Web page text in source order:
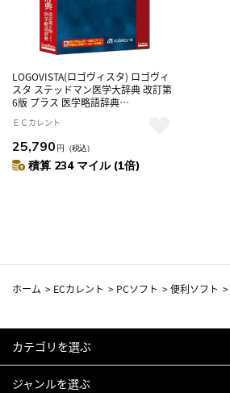
LOGOVISTA(ロゴヴィスタ) ロゴヴィ
スタ ステッドマン医学大辞典 改訂第
6版 プラス 医学略語辞典
ＥＣカレント
25,790 円 （税込）
積算 234 マイル (1倍)
ホーム > ECカレント > PCソフト >便利ソフト >
カテゴリを選ぶ
ジャンルを選ぶ